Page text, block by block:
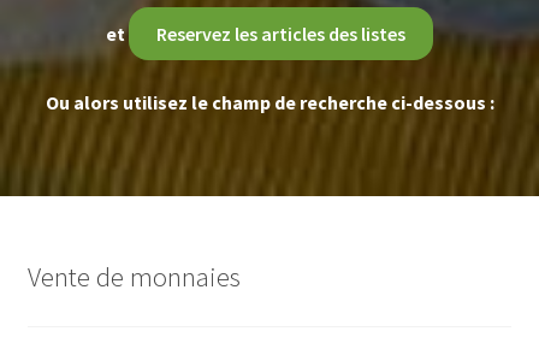
et Reservez les articles des listes
Ou alors utilisez le champ de recherche ci-dessous :
Vente de monnaies